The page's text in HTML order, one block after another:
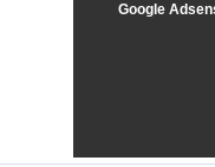
Google